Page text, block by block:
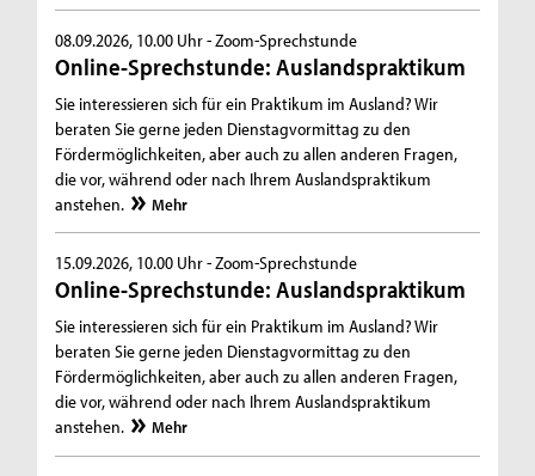
08.09.2026, 10.00 Uhr -Zoom-Sprechstunde
Online-Sprechstunde: Auslandspraktikum
Sie interessieren sich für ein Praktikum im Ausland? Wir
beraten Sie gerne jeden Dienstagvormittag zu den
Fördermöglichkeiten, aber auch zu allen anderen Fragen,
die vor, während oder nach Ihrem Auslandspraktikum
anstehen.
Mehr
15.09.2026, 10.00 Uhr -Zoom-Sprechstunde
Online-Sprechstunde: Auslandspraktikum
Sie interessieren sich für ein Praktikum im Ausland? Wir
beraten Sie gerne jeden Dienstagvormittag zu den
Fördermöglichkeiten, aber auch zu allen anderen Fragen,
die vor, während oder nach Ihrem Auslandspraktikum
anstehen.
Mehr